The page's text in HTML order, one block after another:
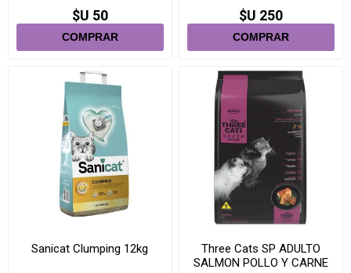
$U 50 $U 250
Sanicat Clumping 12kg
Three Cats SP ADULTO
SALMON POLLO Y CARNE